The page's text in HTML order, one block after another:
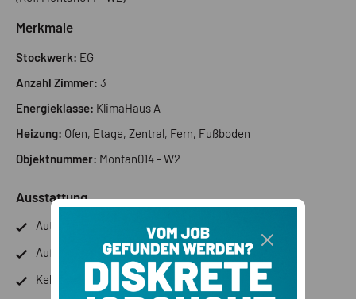
Merkmale
Stockwerk: EG
Anzahl Zimmer: 3
Energieklasse: KlimaHaus A
Heizung: Ofen, Etage, Zentral, Fern, Fußboden
Objektnummer: Montan014 - W2
Ausstattung
Autonome Heizung
Aufzug
Keller